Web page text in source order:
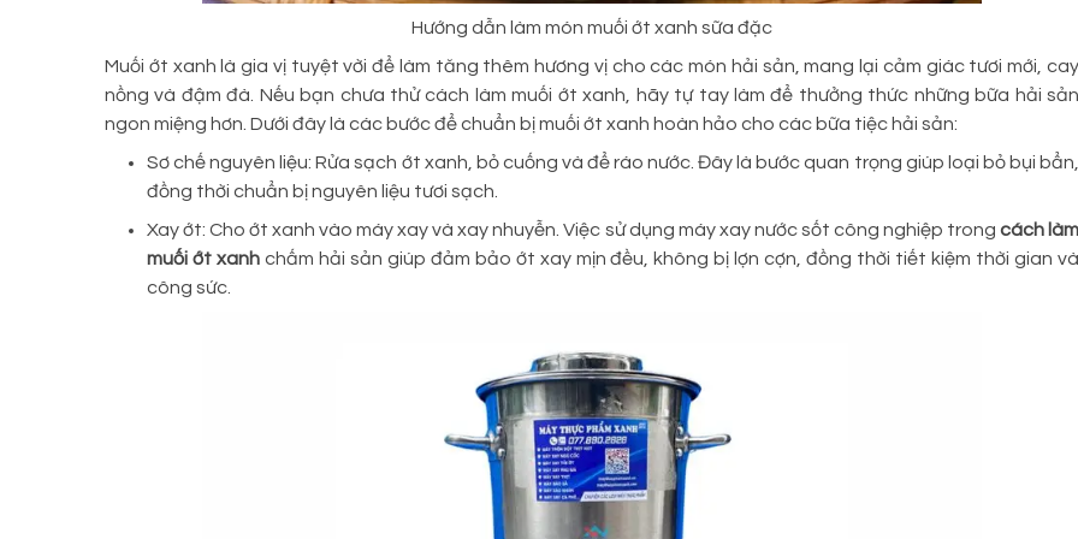
Hướng dẫn làm món muối ớt xanh sữa đặc
Muối ớt xanh là gia vị tuyệt vời để làm tăng thêm hương vị cho các món hải sản, mang lại cảm giác tươi mới, cay
nồng và đậm đà. Nếu bạn chưa thử cách làm muối ớt xanh, hãy tự tay làm để thưởng thức những bữa hải sản
ngon miệng hơn. Dưới đây là các bước để chuẩn bị muối ớt xanh hoàn hảo cho các bữa tiệc hải sản:
Sơ chế nguyên liệu: Rửa sạch ớt xanh, bỏ cuống và để ráo nước. Đây là bước quan trọng giúp loại bỏ bụi bẩn,
đồng thời chuẩn bị nguyên liệu tươi sạch.
Xay ớt: Cho ớt xanh vào máy xay và xay nhuyễn. Việc sử dụng máy xay nước sốt công nghiệp trong cách làm
muối ớt xanhchấm hải sản giúp đảm bảo ớt xay mịn đều, không bị lợn cợn, đồng thời tiết kiệm thời gian và
công sức.